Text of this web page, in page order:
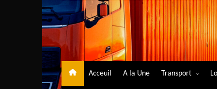
Acceuil A la Une Transport